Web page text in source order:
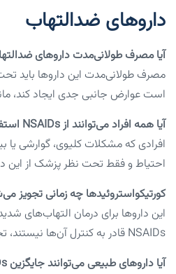
داروهای ضدالتهاب
آیا مصرف طولانی‌مدت داروهای
مصرف طولانی‌مدت این داروها باید
است عوارض جانبی جدی ایجاد کند،
آیا همه افراد می‌توانند از NSAIDs استفاده کنند؟
افرادی که مشکلات کلیوی، گوارشی یا
احتیاط و فقط تحت نظر پزشک از این
کورتیکواستروئیدها چه زمانی تجویز
این داروها برای درمان التهاب‌های
NSAIDs قادر به کنترل آن‌ها نیستند، تجویز می‌شوند.
آیا داروهای طبیعی می‌توانند جایگزین NSAIDs شوند؟